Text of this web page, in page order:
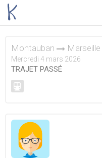
Montauban Marseille
Mercredi 4 mars 2026
TRAJET PASSÉ